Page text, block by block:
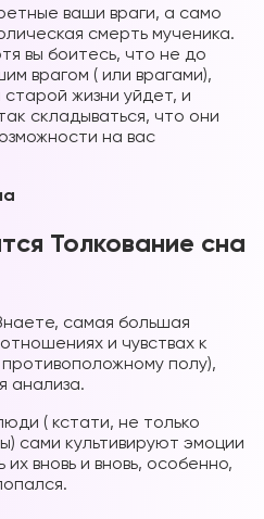
ваши враги, а само
смерть мученика.
вы боитесь, что не до
врагом ( или врагами),
жизни уйдет, и
складываться, что они
на вас
Толкование сна
самая большая
и чувствах к
полу),
анализа.
( кстати, не только
сами культивируют эмоции
вновь и вновь, особенно,